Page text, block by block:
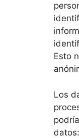
Esto
Los